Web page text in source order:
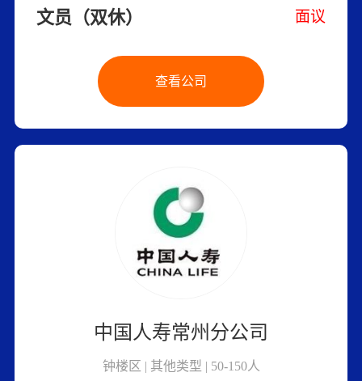
面议
文员（双休）
查看公司
中国人寿常州分公司
钟楼区 | 其他类型 | 50-150人